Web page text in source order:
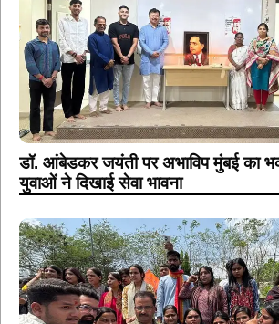
डॉ. आंबेडकर जयंती पर अभाविप मुंबई का
युवाओं ने दिखाई सेवा भावना